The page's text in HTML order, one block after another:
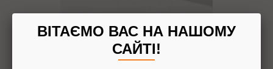
КРЕМ ДЛЯ КОЖИ ВОКРУГ ГЛАЗ "ЗЕЛЕНЫЙ ЧАЙ И
ГИАЛУРОНОВАЯ КИСЛОТА" ДЛЯ СУХОЙ И
ВІТАЄМО ВАС НА НАШОМУ
САЙТІ!